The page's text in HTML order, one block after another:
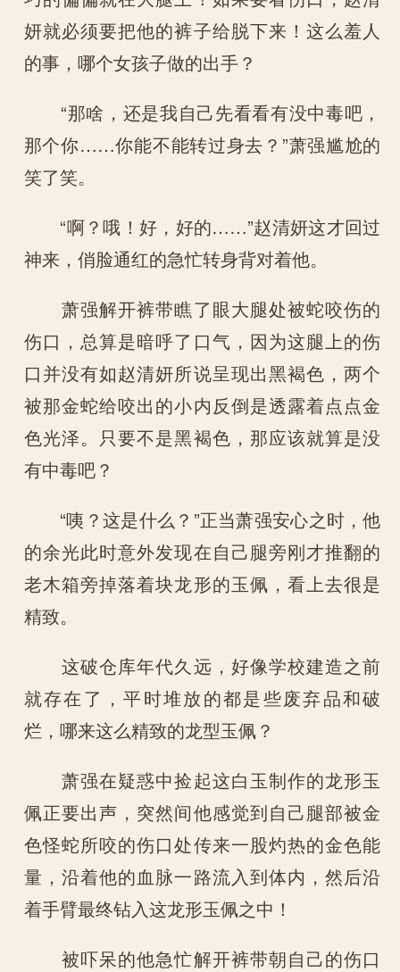
妍就必须要把他的裤子给脱下来！这么羞人
的事，哪个女孩子做的出手？
“那啥，还是我自己先看看有没中毒吧，
那个你……你能不能转过身去？”萧强尴尬的
笑了笑。
“啊？哦！好，好的……”赵清妍这才回过
神来，俏脸通红的急忙转身背对着他。
萧强解开裤带瞧了眼大腿处被蛇咬伤的
伤口，总算是暗呼了口气，因为这腿上的伤
口并没有如赵清妍所说呈现出黑褐色，两个
被那金蛇给咬出的小内反倒是透露着点点金
色光泽。只要不是黑褐色，那应该就算是没
有中毒吧？
“咦？这是什么？”正当萧强安心之时，他
的余光此时意外发现在自己腿旁刚才推翻的
老木箱旁掉落着块龙形的玉佩，看上去很是
精致。
这破仓库年代久远，好像学校建造之前
就存在了，平时堆放的都是些废弃品和破
烂，哪来这么精致的龙型玉佩？
萧强在疑惑中捡起这白玉制作的龙形玉
佩正要出声，突然间他感觉到自己腿部被金
色怪蛇所咬的伤口处传来一股灼热的金色能
量，沿着他的血脉一路流入到体内，然后沿
着手臂最终钻入这龙形玉佩之中！
被吓呆的他急忙解开裤带朝自己的伤口